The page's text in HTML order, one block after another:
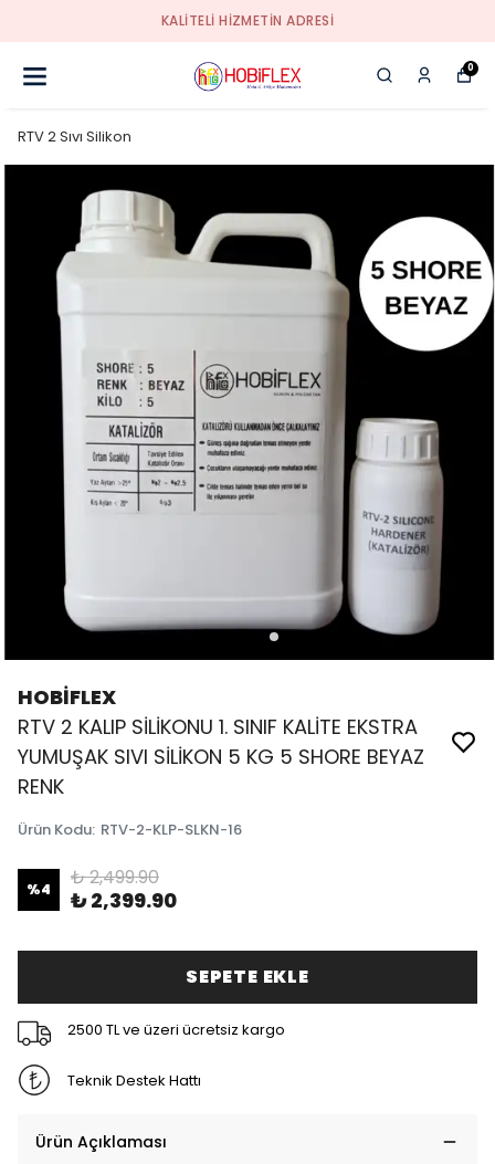
KALİTELİ HİZMETİN ADRESİ
0
RTV 2 Sıvı Silikon
HOBİFLEX
RTV 2 KALIP SİLİKONU 1. SINIF KALİTE EKSTRA
YUMUŞAK SIVI SİLİKON 5 KG 5 SHORE BEYAZ
RENK
Ürün Kodu: RTV-2-KLP-SLKN-16
%4 ₺ 2,499.90
₺ 2,399.90
SEPETE EKLE
2500 TL ve üzeri ücretsiz kargo
Teknik Destek Hattı
Ürün Açıklaması